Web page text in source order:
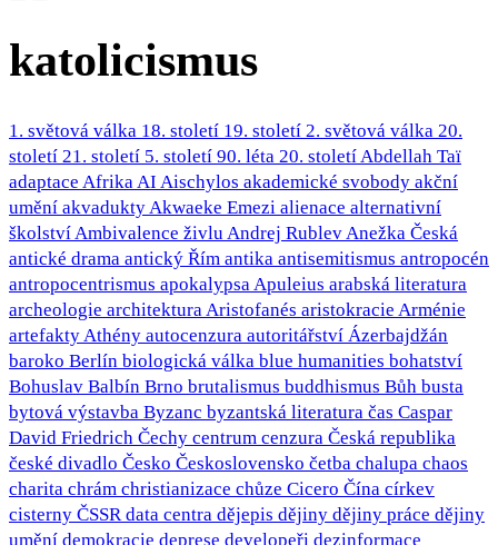
katolicismus
1. světová válka 18. století 19. století 2. světová válka 20.
století 21. století 5. století 90. léta 20. stoletíAbdellah Taï
adaptace AfrikaAI Aischylos akademické svobody akční
umění akvaduktyAkwaeke Emezi alienace alternativní
školstvíAmbivalence živlu Andrej RublevAnežka Česká
antické drama antický Řím antika antisemitismus antropocén
antropocentrismus apokalypsaApuleius arabská literatura
archeologie architekturaAristofanés aristokracie Arménie
artefaktyAthény autocenzura autoritářství Ázerbajdžán
baroko Berlín biologická válka blue humanities bohatství
Bohuslav Balbín Brno brutalismus buddhismus Bůh busta
bytová výstavba Byzanc byzantská literatura čas Caspar
David Friedrich Čechy centrum cenzura Česká republika
české divadlo Česko Československo četba chalupa chaos
charita chrám christianizace chůze Cicero Čína církev
cisterny ČSSRdata centra dějepis dějiny dějiny práce dějiny
umění demokracie deprese developeři dezinformace